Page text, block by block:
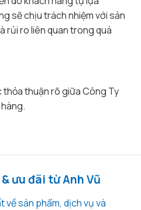
sẽ chịu trách nhiệm với sản
rủi ro liên quan trong quá
thỏa thuận rõ giữa Công Ty
ưu đãi từ Anh Vũ
về sản phẩm, dịch vụ và